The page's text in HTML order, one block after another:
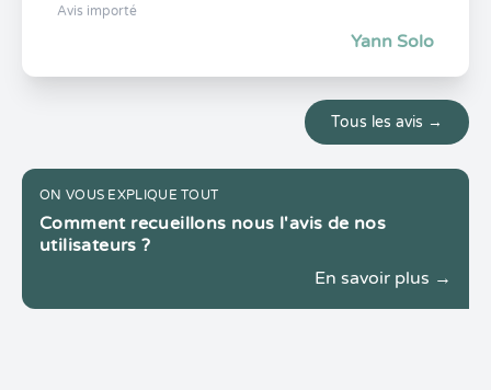
Avis importé
Yann Solo
Tous les avis →
ON VOUS EXPLIQUE TOUT
Comment recueillons nous l'avis de nos
utilisateurs ?
En savoir plus →